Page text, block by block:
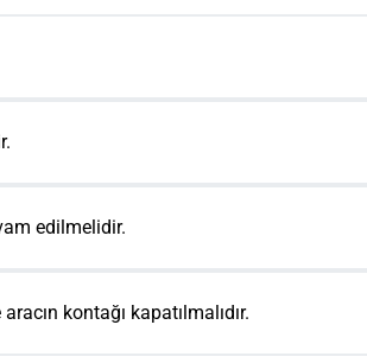
edilmelidir.
kontağı kapatılmalıdır.